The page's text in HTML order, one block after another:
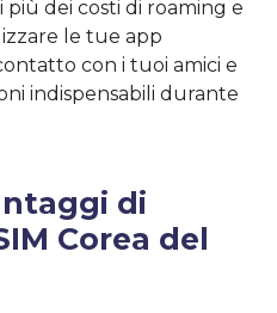
dei costi di roaming e
le tue app
con i tuoi amici e
indispensabili durante
di
Corea del